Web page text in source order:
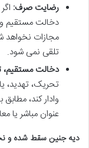
رضایت صرف:
دخالت مستقیم و
مجازات نخواهد
تلقی نمی شود.
دخالت مستقیم،
تحریک، تهدید،
عنوان مباشر یا
دیه جنین سقط شده و